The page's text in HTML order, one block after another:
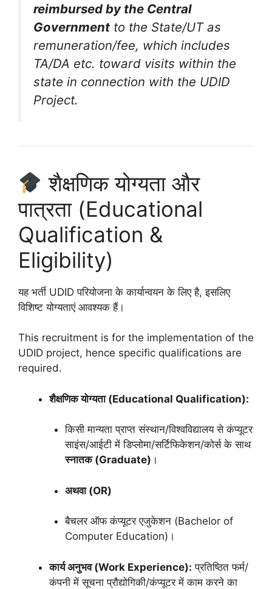
reimbursed by the Central
Government to the State/UT as
remuneration/fee, which includes
TA/DA etc. toward visits within the
state in connection with the UDID
Project.
शैक्षणिक योग्यता और
पात्रता (Educational
Qualification &
Eligibility)
यह भर्ती UDID परियोजना के कार्यान्वयन के लिए है, इसलिए
विशिष्ट योग्यताएं आवश्यक हैं।
This recruitment is for the implementation of the
UDID project, hence specific qualifications are
required.
शैक्षणिक योग्यता (Educational Qualification):
किसी मान्यता प्राप्त संस्थान/विश्वविद्यालय से कंप्यूटर
साइंस/आईटी में डिप्लोमा/सर्टिफिकेशन/कोर्स के साथ
स्नातक (Graduate) ।
अथवा (OR)
बैचलर ऑफ कंप्यूटर एजुकेशन (Bachelor of
Computer Education)।
कार्य अनुभव (Work Experience): प्रतिष्ठित फर्म/
कंपनी में सूचना प्रौद्योगिकी/कंप्यूटर में काम करने का